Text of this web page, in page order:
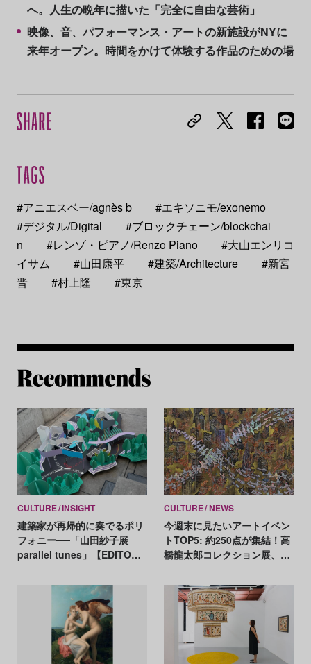
へ。人生の晩年に描いた「完全に自由な芸術」
映像、音、パフォーマンス・アートの新施設がNYに
来年オープン。時間をかけて体験する作品のための場
#アニエスベー/agnès b
#エキソニモ/exonemo
#デジタル/Digital
#ブロックチェーン/blockchai
n
#レンゾ・ピアノ/Renzo Piano
#大山エンリコ
イサム
#山田康平 #建築/Architecture
#新宮
晋
#村上隆 #東京
CULTURE INSIGHT
建築家が再帰的に奏でるポリ
フォニー──「山田紗子展
parallel tunes」【EDITOR’S
CULTURE NEWS
今週末に見たいアートイベン
トTOP5: 約250点が集結！高
橋龍太郎コレクション展、奈
品から問う「写真を見る」と
いうこと